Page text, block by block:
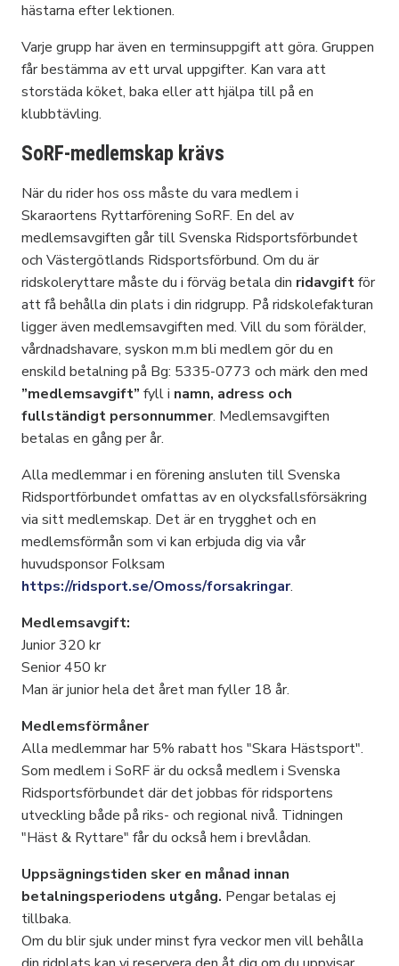
hästarna efter lektionen.
Varje grupp har även en terminsuppgift att göra. Gruppen
får bestämma av ett urval uppgifter. Kan vara att
storstäda köket, baka eller att hjälpa till på en
klubbtävling.
SoRF-medlemskap krävs
När du rider hos oss måste du vara medlem i
Skaraortens Ryttarförening SoRF. En del av
medlemsavgiften går till Svenska Ridsportsförbundet
och Västergötlands Ridsportsförbund. Om du är
ridskoleryttare måste du i förväg betala din ridavgiftför
att få behålla din plats i din ridgrupp. På ridskolefakturan
ligger även medlemsavgiften med. Vill du som förälder,
vårdnadshavare, syskon m.m bli medlem gör du en
enskild betalning på Bg: 5335-0773 och märk den med
”medlemsavgift” fyll i namn, adress och
fullständigt personnummer. Medlemsavgiften
betalas en gång per år.
Alla medlemmar i en förening ansluten till Svenska
Ridsportförbundet omfattas av en olycksfallsförsäkring
via sitt medlemskap. Det är en trygghet och en
medlemsförmån som vi kan erbjuda dig via vår
huvudsponsor Folksam
https://ridsport.se/Omoss/forsakringar.
Medlemsavgift:
Junior 320 kr
Senior 450 kr
Man är junior hela det året man fyller 18 år.
Medlemsförmåner
Alla medlemmar har 5% rabatt hos "Skara Hästsport".
Som medlem i SoRF är du också medlem i Svenska
Ridsportsförbundet där det jobbas för ridsportens
utveckling både på riks- och regional nivå. Tidningen
"Häst & Ryttare" får du också hem i brevlådan.
Uppsägningstiden sker en månad innan
betalningsperiodens utgång. Pengar betalas ej
tillbaka.
Om du blir sjuk under minst fyra veckor men vill behålla